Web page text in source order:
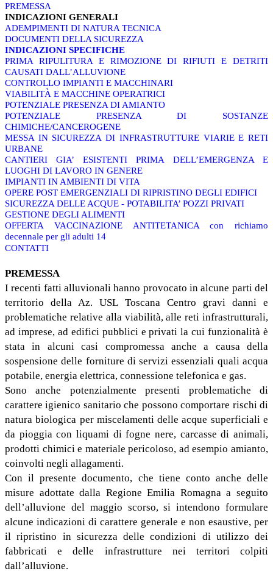
PREMESSA
INDICAZIONI GENERALI
ADEMPIMENTI DI NATURA TECNICA
DOCUMENTI DELLA SICUREZZA
INDICAZIONI SPECIFICHE
PRIMA RIPULITURA E RIMOZIONE DI RIFIUTI E DETRITI
CAUSATI DALL’ALLUVIONE
CONTROLLO IMPIANTI E MACCHINARI
VIABILITÀ E MACCHINE OPERATRICI
POTENZIALE PRESENZA DI AMIANTO
POTENZIALE PRESENZA DI SOSTANZE
CHIMICHE/CANCEROGENE
MESSA IN SICUREZZA DI INFRASTRUTTURE VIARIE E RETI
URBANE
CANTIERI GIA’ ESISTENTI PRIMA DELL’EMERGENZA E
LUOGHI DI LAVORO IN GENERE
IMPIANTI IN AMBIENTI DI VITA
OPERE POST EMERGENZIALI DI RIPRISTINO DEGLI EDIFICI
SICUREZZA DELLE ACQUE - POTABILITA’ POZZI PRIVATI
GESTIONE DEGLI ALIMENTI
OFFERTA VACCINAZIONE ANTITETANICA con richiamo
decennale per gli adulti 14
CONTATTI
PREMESSA
I recenti fatti alluvionali hanno provocato in alcune parti del
territorio della Az. USL Toscana Centro gravi danni e
problematiche relative alla viabilità, alle reti infrastrutturali,
ad imprese, ad edifici pubblici e privati la cui funzionalità è
stata in alcuni casi compromessa anche a causa della
sospensione delle forniture di servizi essenziali quali acqua
potabile, energia elettrica, connessione telefonica e gas.
Sono anche potenzialmente presenti problematiche di
carattere igienico sanitario che possono comportare rischi di
natura biologica per miscelamenti delle acque superficiali e
da pioggia con liquami di fogne nere, carcasse di animali,
prodotti chimici e materiale pericoloso, ad esempio amianto,
coinvolti negli allagamenti.
Con il presente documento, che tiene conto anche delle
misure adottate dalla Regione Emilia Romagna a seguito
dell’alluvione del maggio scorso, si intendono formulare
alcune indicazioni di carattere generale e non esaustive, per
il ripristino in sicurezza delle condizioni di utilizzo dei
fabbricati e delle infrastrutture nei territori colpiti
dall’alluvione.